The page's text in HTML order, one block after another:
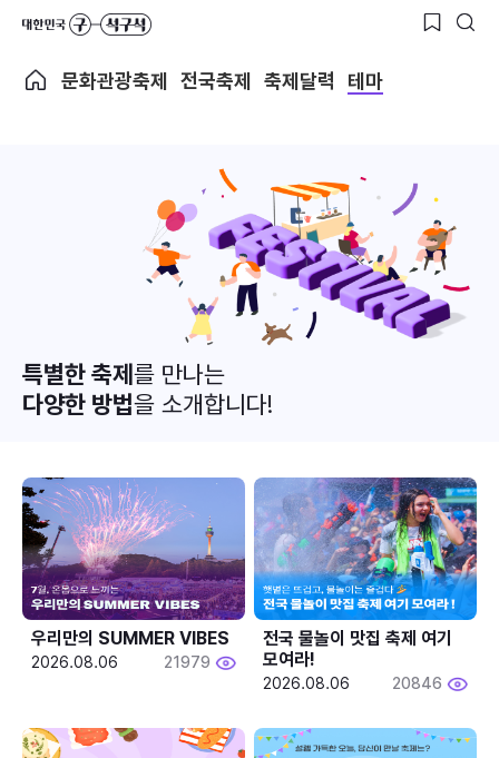
문화관광축제 전국축제 축제달력 테마
특별한 축제를 만나는
다양한 방법을 소개합니다!
우리만의 SUMMER VIBES
2026.08.06 21979
전국 물놀이 맛집 축제 여기
모여라!
2026.08.06 20846